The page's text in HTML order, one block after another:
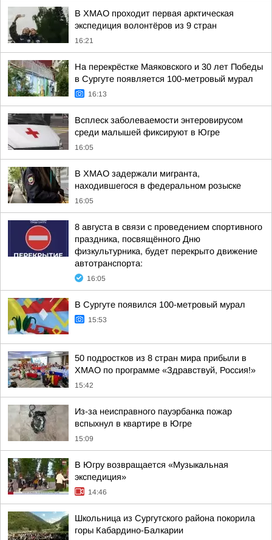
В ХМАО проходит первая арктическая
экспедиция волонтёров из 9 стран
16:21
На перекрёстке Маяковского и 30 лет Победы
в Сургуте появляется 100-метровый мурал
16:13
Всплеск заболеваемости энтеровирусом
среди малышей фиксируют в Югре
16:05
В ХМАО задержали мигранта,
находившегося в федеральном розыске
16:05
8 августа в связи с проведением спортивного
праздника, посвящённого Дню
физкультурника, будет перекрыто движение
автотранспорта:
16:05
В Сургуте появился 100-метровый мурал
15:53
50 подростков из 8 стран мира прибыли в
ХМАО по программе «Здравствуй, Россия!»
15:42
Из-за неисправного пауэрбанка пожар
вспыхнул в квартире в Югре
15:09
В Югру возвращается «Музыкальная
экспедиция»
14:46
Школьница из Сургутского района покорила
горы Кабардино-Балкарии